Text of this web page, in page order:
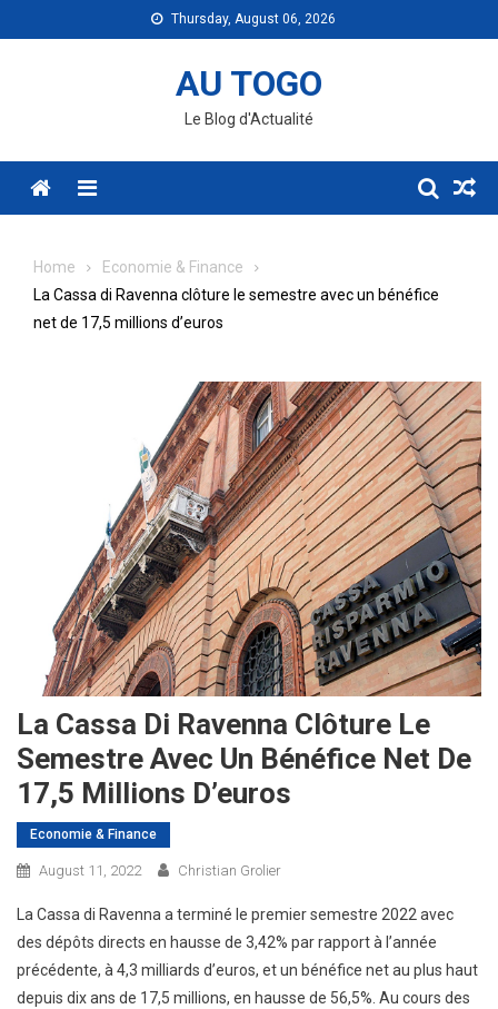
to
Thursday, August 06, 2026
AU TOGO
Le Blog d'Actualité
Menu
Home
Economie & Finance
La Cassa di Ravenna clôture le semestre avec un bénéfice
net de 17,5 millions d’euros
La Cassa Di Ravenna Clôture Le
Semestre Avec Un Bénéfice Net De
17,5 Millions D’euros
Economie & Finance
August 11, 2022 Christian Grolier
La Cassa di Ravenna a terminé le premier semestre 2022 avec
des dépôts directs en hausse de 3,42% par rapport à l’année
précédente, à 4,3 milliards d’euros, et un bénéfice net au plus haut
depuis dix ans de 17,5 millions, en hausse de 56,5%. Au cours des